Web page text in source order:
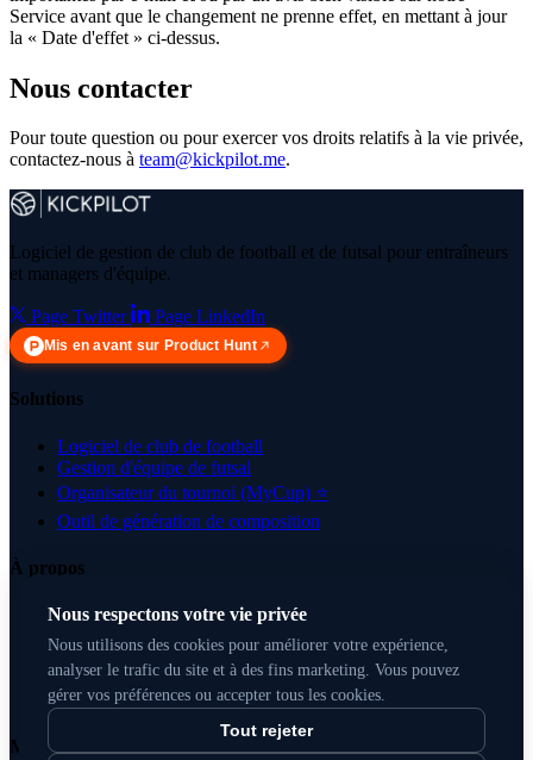
Service avant que le changement ne prenne effet, en mettant à jour
la « Date d'effet » ci-dessus.
Nous contacter
Pour toute question ou pour exercer vos droits relatifs à la vie privée,
contactez-nous à team@kickpilot.me.
Logiciel de gestion de club de football et de futsal pour entraîneurs
et managers d'équipe.
Page Twitter Page LinkedIn
Mis en avant sur Product Hunt
Solutions
Logiciel de club de football
Gestion d'équipe de futsal
Organisateur du tournoi (MyCup) ⭐
Outil de génération de composition
À propos
Pourquoi nous avons construit KickPilot
Tarifs
Nous contacter
FAQ
Blog
Mentions légales
Nous respectons votre vie privée
Nous utilisons des cookies pour améliorer votre expérience,
analyser le trafic du site et à des fins marketing. Vous pouvez
gérer vos préférences ou accepter tous les cookies.
Tout rejeter